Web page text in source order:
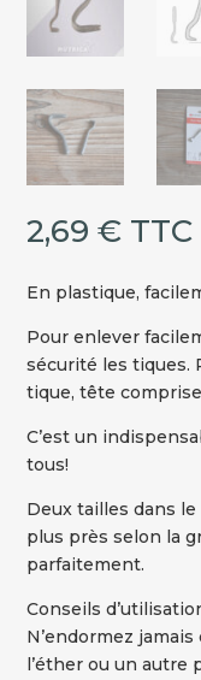
2,69€ TTC
En plastique,
Pour enlever
sécurité les tiques.
tique, tête
C’est un
tous!
Deux tailles dans le
plus près selon la
parfaitement.
Conseils
N’endormez jamais
l’éther ou un autre